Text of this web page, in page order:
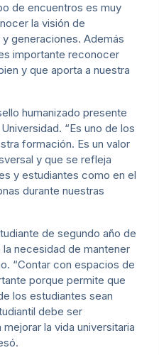
de encuentros es muy
la visión de
generaciones. Además
importante reconocer
y que aporta a nuestra
humanizado presente
“Es uno de los
formación. Es un valor
y que se refleja
y estudiantes como en el
durante nuestras
de segundo año de
necesidad de mantener
“Contar con espacios de
porque permite que
los estudiantes sean
debe ser
la vida universitaria